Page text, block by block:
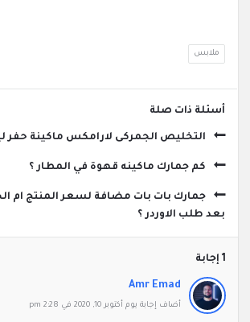
ملابس
‫أسئلة ذات صلة
التخليص الجمركى لارامكس ماكينة حفر
كم جمارك ماكينه قهوة في المطار ؟
جمارك بات بات مضافة لسعر المنتج ام
بعد طلب الاوردر ؟
‫1 إجابة
Amr Emad
‫أضاف ‫‫إجابة يوم أكتوبر 10, 2020 في 2:28 pm